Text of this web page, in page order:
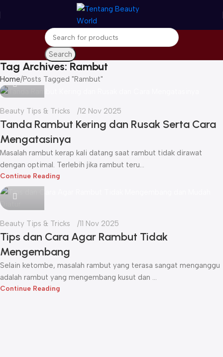
Search
Tag Archives: Rambut
Home Posts Tagged "Rambut"
Icha
Beauty Tips & Tricks 12 Nov 2025
Tanda Rambut Kering dan Rusak Serta Cara
Mengatasinya
Masalah rambut kerap kali datang saat rambut tidak dirawat
dengan optimal. Terlebih jika rambut teru...
Continue Reading
Beauty Tips & Tricks 11 Nov 2025
Tips dan Cara Agar Rambut Tidak
Mengembang
Selain ketombe, masalah rambut yang terasa sangat menganggu
adalah rambut yang mengembang kusut dan ...
Continue Reading